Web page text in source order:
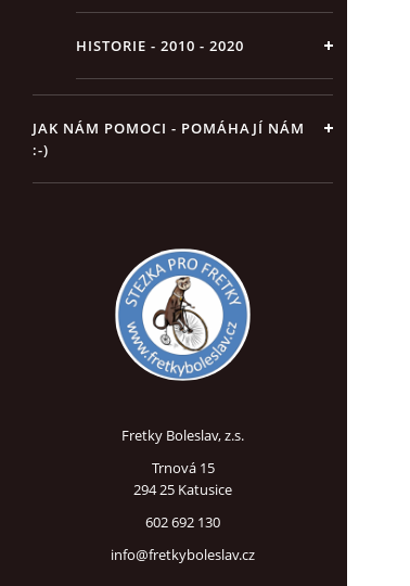
HISTORIE - 2010 - 2020
JAK NÁM POMOCI - POMÁHAJÍ NÁM
:-)
Fretky Boleslav, z.s.
Trnová 15
294 25 Katusice
602 692 130
info@fretkyboleslav.cz